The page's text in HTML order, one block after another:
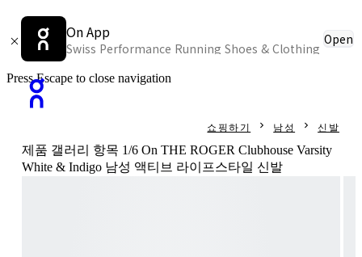
On App
Swiss Performance Running Shoes & Clothing
Open
Press Escape to close navigation
쇼핑하기 남성 신발
제품 갤러리 항목 1/6 On THE ROGER Clubhouse Varsity
White & Indigo 남성 액티브 라이프스타일 신발